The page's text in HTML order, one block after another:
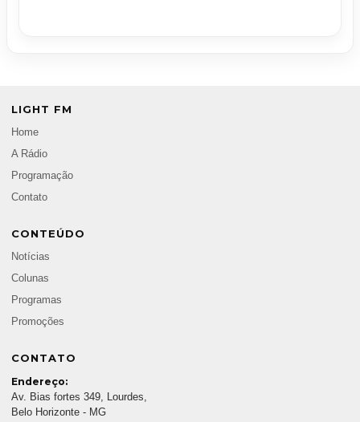
LIGHT FM
Home
A Rádio
Programação
Contato
CONTEÚDO
Notícias
Colunas
Programas
Promoções
CONTATO
Endereço:
Av. Bias fortes 349, Lourdes,
Belo Horizonte - MG